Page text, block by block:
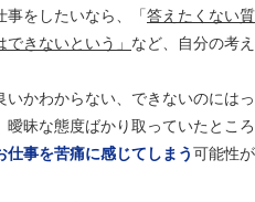
事をしたいなら、「答えたくない質
きないという」 など、自分の考え
かわからない、できないのにはっ
昧な態度ばかり取っていたところ
仕事を苦痛に感じてしまう可能性が